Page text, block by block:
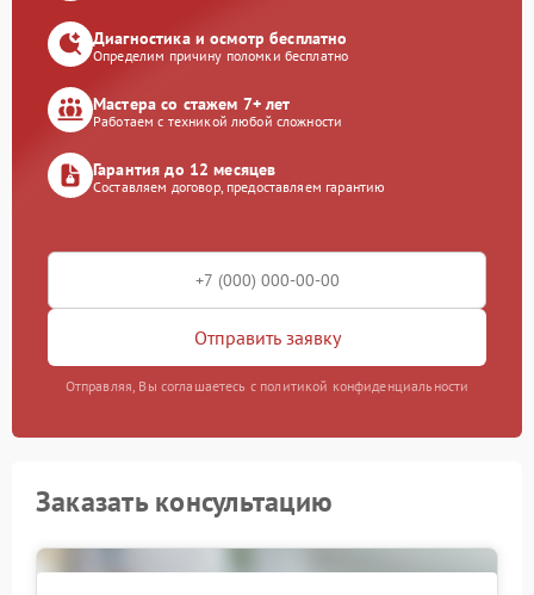
Диагностика и осмотр бесплатно
Определим причину поломки бесплатно
Мастера со стажем 7+ лет
Работаем с техникой любой сложности
Гарантия до 12 месяцев
Составляем договор, предоставляем гарантию
Отправить заявку
Отправляя, Вы соглашаетесь с политикой конфиденциальности
Заказать консультацию